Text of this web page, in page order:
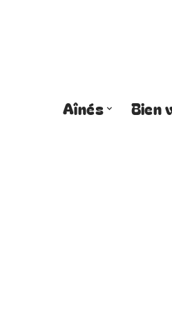
Aînés Bien